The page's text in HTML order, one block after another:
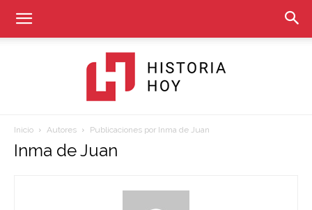
Historia
Inicio Autores Publicaciones por Inma de Juan
Inma de Juan